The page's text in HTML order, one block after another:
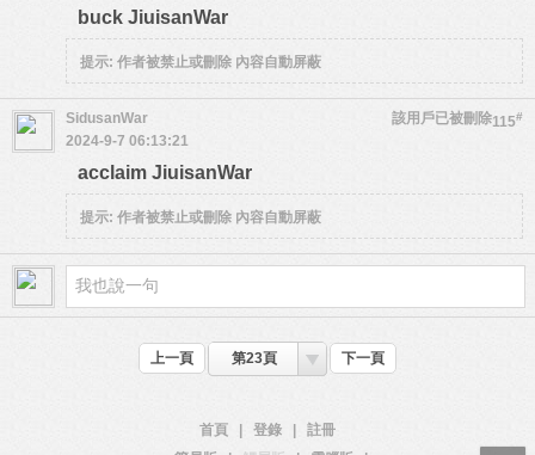
buck JiuisanWar
提示: 作者被禁止或刪除 內容自動屏蔽
115#
SidusanWar
該用戶已被刪除
2024-9-7 06:13:21
acclaim JiuisanWar
提示: 作者被禁止或刪除 內容自動屏蔽
上一頁 第23頁 下一頁
首頁 登錄
註冊